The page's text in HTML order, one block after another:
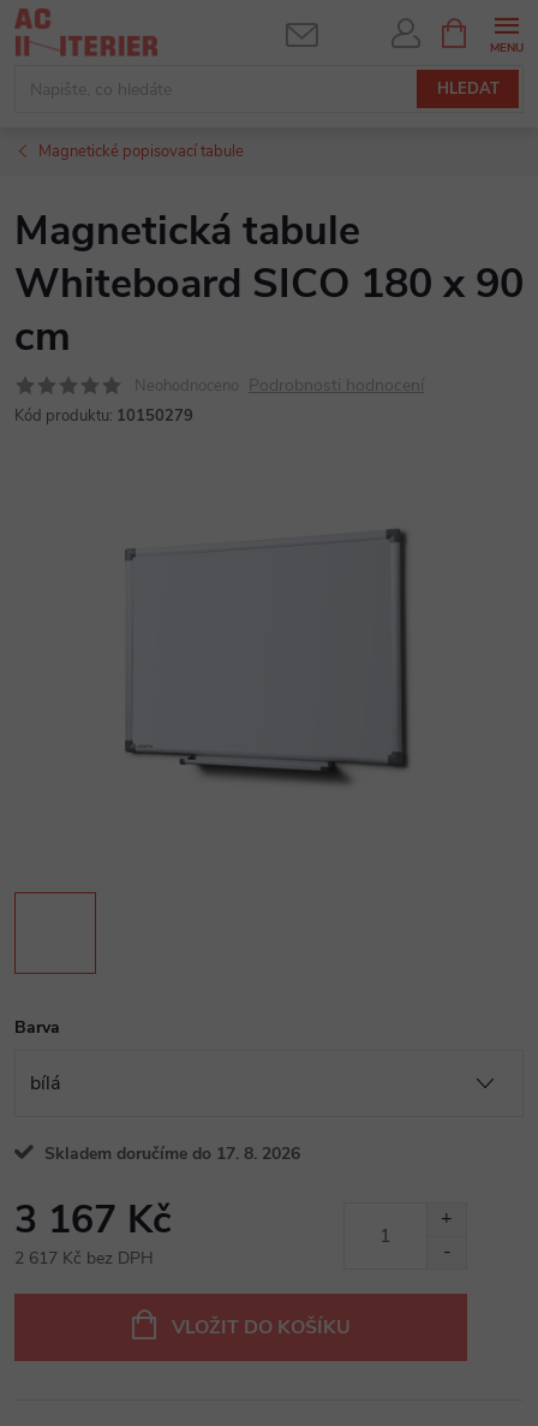
Přejít
na
HLEDAT
NÁKUPNÍ
KOŠÍK
Magnetické popisovací tabule
Magnetická tabule
Whiteboard SICO 180 x 90
cm
Neohodnoceno Podrobnosti hodnocení
Kód produktu: 10150279
Barva
Skladem doručíme do 17. 8. 2026
3 167 Kč
2 617 Kč bez DPH
VLOŽIT DO KOŠÍKU